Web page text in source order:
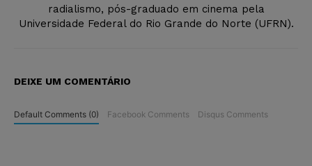
radialismo, pós-graduado em cinema pela
Universidade Federal do Rio Grande do Norte (UFRN).
DEIXE UM COMENTÁRIO
Default Comments (0) Facebook Comments Disqus Comments